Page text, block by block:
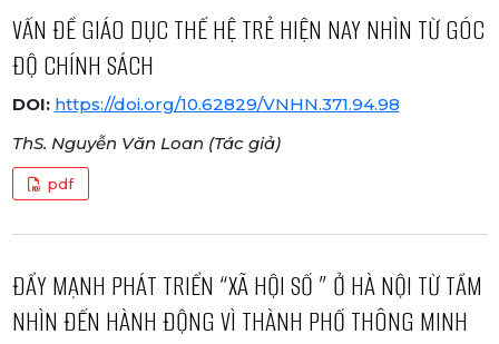
VẤN ĐỀ GIÁO DỤC THẾ HỆ TRẺ HIỆN NAY NHÌN TỪ GÓC
ĐỘ CHÍNH SÁCH
DOI: https://doi.org/10.62829/VNHN.371.94.98
ThS. Nguyễn Văn Loan (Tác giả)
pdf
ĐẨY MẠNH PHÁT TRIỂN “XÃ HỘI SỐ ” Ở HÀ NỘI TỪ TẦM
NHÌN ĐẾN HÀNH ĐỘNG VÌ THÀNH PHỐ THÔNG MINH